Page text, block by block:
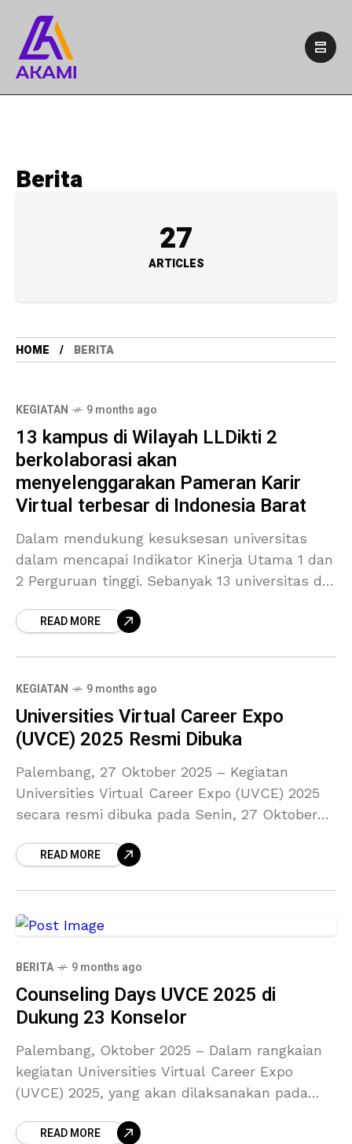
Berita
27
ARTICLES
HOME BERITA
KEGIATAN 9 months ago
13 kampus di Wilayah LLDikti 2
berkolaborasi akan
menyelenggarakan Pameran Karir
Virtual terbesar di Indonesia Barat
Dalam mendukung kesuksesan universitas
dalam mencapai Indikator Kinerja Utama 1 dan
2 Perguruan tinggi. Sebanyak 13 universitas di
31 Oktober akan menyelenggarakan
READ MORE
KEGIATAN 9 months ago
Universities Virtual Career Expo
(UVCE) 2025 Resmi Dibuka
Palembang, 27 Oktober 2025 – Kegiatan
Universities Virtual Career Expo (UVCE) 2025
secara resmi dibuka pada Senin, 27 Oktober
Charitas (UKMC) Palembang. Kegiatan ini
READ MORE
BERITA 9 months ago
Counseling Days UVCE 2025 di
Dukung 23 Konselor
Palembang, Oktober 2025 – Dalam rangkaian
kegiatan Universities Virtual Career Expo
(UVCE) 2025, yang akan dilaksanakan pada
bersama 14 perguruan tinggi kolaborator
READ MORE